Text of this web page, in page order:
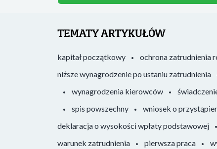
TEMATY ARTYKUŁÓW
kapitał początkowy ochrona zatrudnienia
niższe wynagrodzenie po ustaniu zatrudnienia
wynagrodzenia kierowców
spis powszechny
wniosek o
deklaracja o wysokości wpłaty podstawowej
warunek zatrudnienia
pierwsza praca